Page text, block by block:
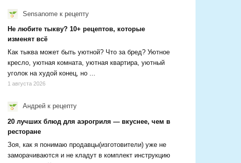
Sensanome к рецепту
Не любите тыкву? 10+ рецептов, которые
изменят всё
Как тыква может быть уютной? Что за бред? Уютное
кресло, уютная комната, уютная квартира, уютный
уголок на худой конец, но ...
1 августа 2026
Андрей к рецепту
20 лучших блюд для аэрогриля — вкуснее, чем в
ресторане
Зоя, как я понимаю продавцы(изготовители) уже не
заморачиваются и не кладут в комплект инструкцию